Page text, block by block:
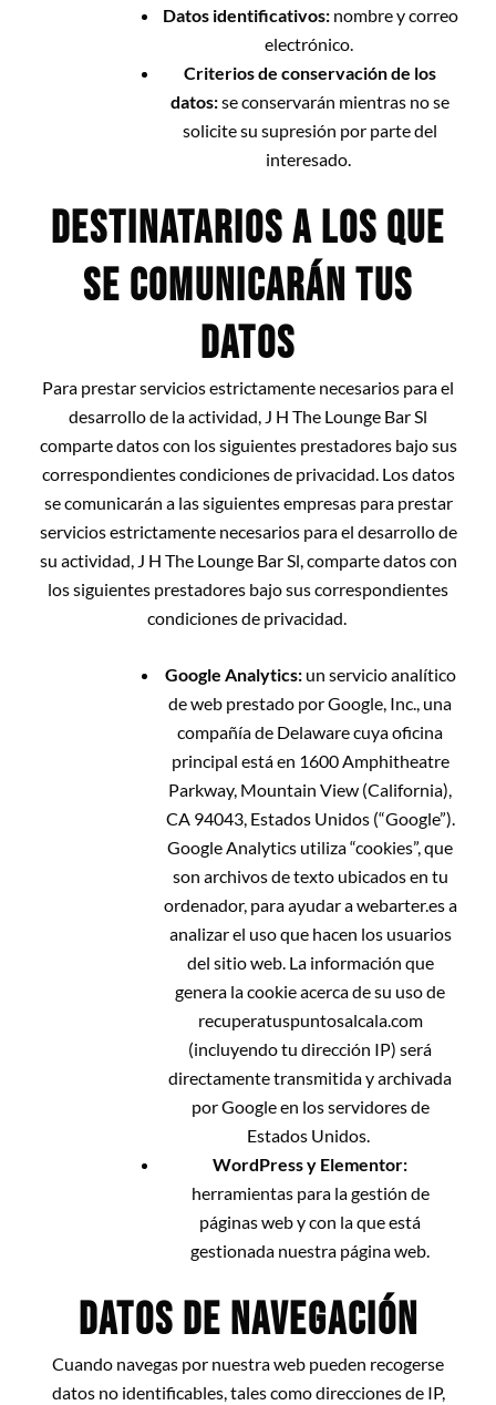
Datos identificativos:nombre y correo
electrónico.
Criterios de conservación de los
datos:se conservarán mientras no se
solicite su supresión por parte del
interesado.
DESTINATARIOS A LOS QUE
SE COMUNICARÁN TUS
DATOS
Para prestar servicios estrictamente necesarios para el
desarrollo de la actividad, J H The Lounge Bar Sl
comparte datos con los siguientes prestadores bajo sus
correspondientes condiciones de privacidad. Los datos
se comunicarán a las siguientes empresas para prestar
servicios estrictamente necesarios para el desarrollo de
su actividad, J H The Lounge Bar Sl, comparte datos con
los siguientes prestadores bajo sus correspondientes
condiciones de privacidad.
Google Analytics: un servicio analítico
de web prestado por Google, Inc., una
compañía de Delaware cuya oficina
principal está en 1600 Amphitheatre
Parkway, Mountain View (California),
CA 94043, Estados Unidos (“Google”).
Google Analytics utiliza “cookies”, que
son archivos de texto ubicados en tu
ordenador, para ayudar a webarter.es a
analizar el uso que hacen los usuarios
del sitio web. La información que
genera la cookie acerca de su uso de
recuperatuspuntosalcala.com
(incluyendo tu dirección IP) será
directamente transmitida y archivada
por Google en los servidores de
Estados Unidos.
WordPress y Elementor:
herramientas para la gestión de
páginas web y con la que está
gestionada nuestra página web.
DATOS DE NAVEGACIÓN
Cuando navegas por nuestra web pueden recogerse
datos no identificables, tales como direcciones de IP,